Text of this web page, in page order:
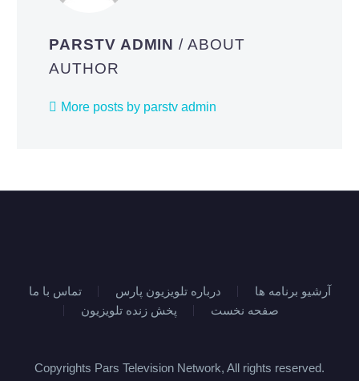
PARSTV ADMIN/ ABOUT
AUTHOR
More posts by parstv admin
تماس با ما درباره تلویزیون پارس
آرشیو برنامه ها
پخش زنده تلویزیون
صفحه نخست
Copyrights Pars Television Network, All rights reserved.